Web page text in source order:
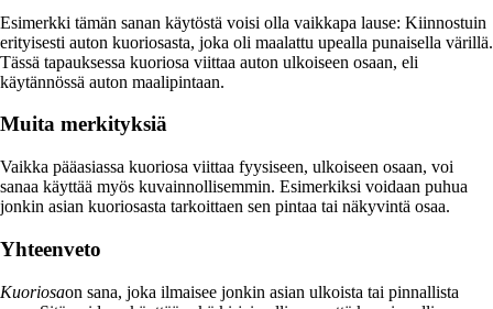
Esimerkki tämän sanan käytöstä voisi olla vaikkapa lause: Kiinnostuin
erityisesti auton kuoriosasta, joka oli maalattu upealla punaisella värillä.
Tässä tapauksessa kuoriosa viittaa auton ulkoiseen osaan, eli
käytännössä auton maalipintaan.
Muita merkityksiä
Vaikka pääasiassa kuoriosa viittaa fyysiseen, ulkoiseen osaan, voi
sanaa käyttää myös kuvainnollisemmin. Esimerkiksi voidaan puhua
jonkin asian kuoriosasta tarkoittaen sen pintaa tai näkyvintä osaa.
Yhteenveto
Kuoriosaon sana, joka ilmaisee jonkin asian ulkoista tai pinnallista